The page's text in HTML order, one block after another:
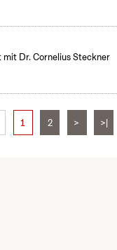
Dr. Cornelius Steckner
1 2 > >|